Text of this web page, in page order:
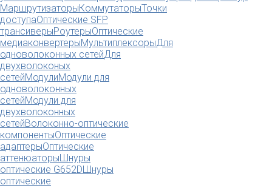
МаршрутизаторыКоммутаторыТочки
доступаОптические SFP
трансиверыРоутерыОптические
медиаконвертерыМультиплексорыДля
одноволоконных сетейДля
двухволоконых
сетейМодулиМодули для
одноволоконных
сетейМодули для
двухволоконных
сетейВолоконно-оптические
компонентыОптические
адаптерыОптические
аттенюаторыШнуры
оптические G652DШнуры
оптические